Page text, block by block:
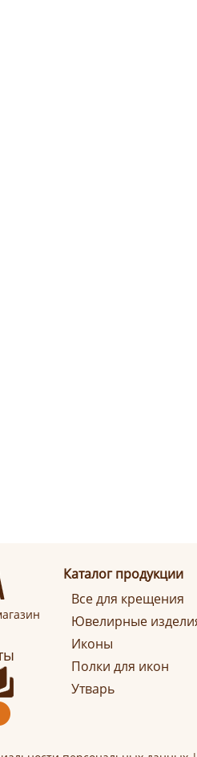
Каталог продукции
Все для крещения
Ювелирные
Иконы
Полки для икон
Утварь